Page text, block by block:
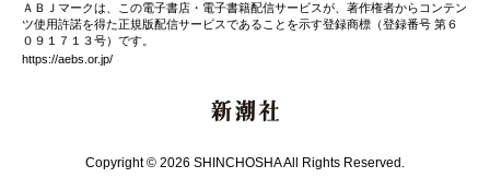
ＡＢＪマークは、この電子書店・電子書籍配信サービスが、著作権者からコンテン
ツ使用許諾を得た正規版配信サービスであることを示す登録商標（登録番号 第６
０９１７１３号）です。
https://aebs.or.jp/
Copyright © 2026 SHINCHOSHA All Rights Reserved.